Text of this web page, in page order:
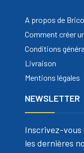
A propos de
Comment créer
Conditions
Livraison
Mentions légales
NEWSLETTER
Inscrivez-
les dernières